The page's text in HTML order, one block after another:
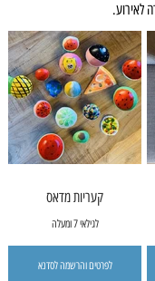
לאירוע.
קעריות מדאס
לגילאי 7 ומעלה
לפרטים והרשמה לסדנא